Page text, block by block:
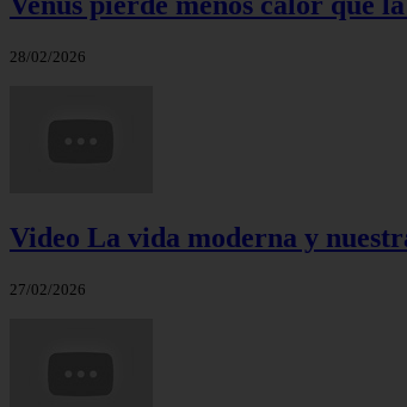
28/02/2026
Video La vida moderna y
27/02/2026